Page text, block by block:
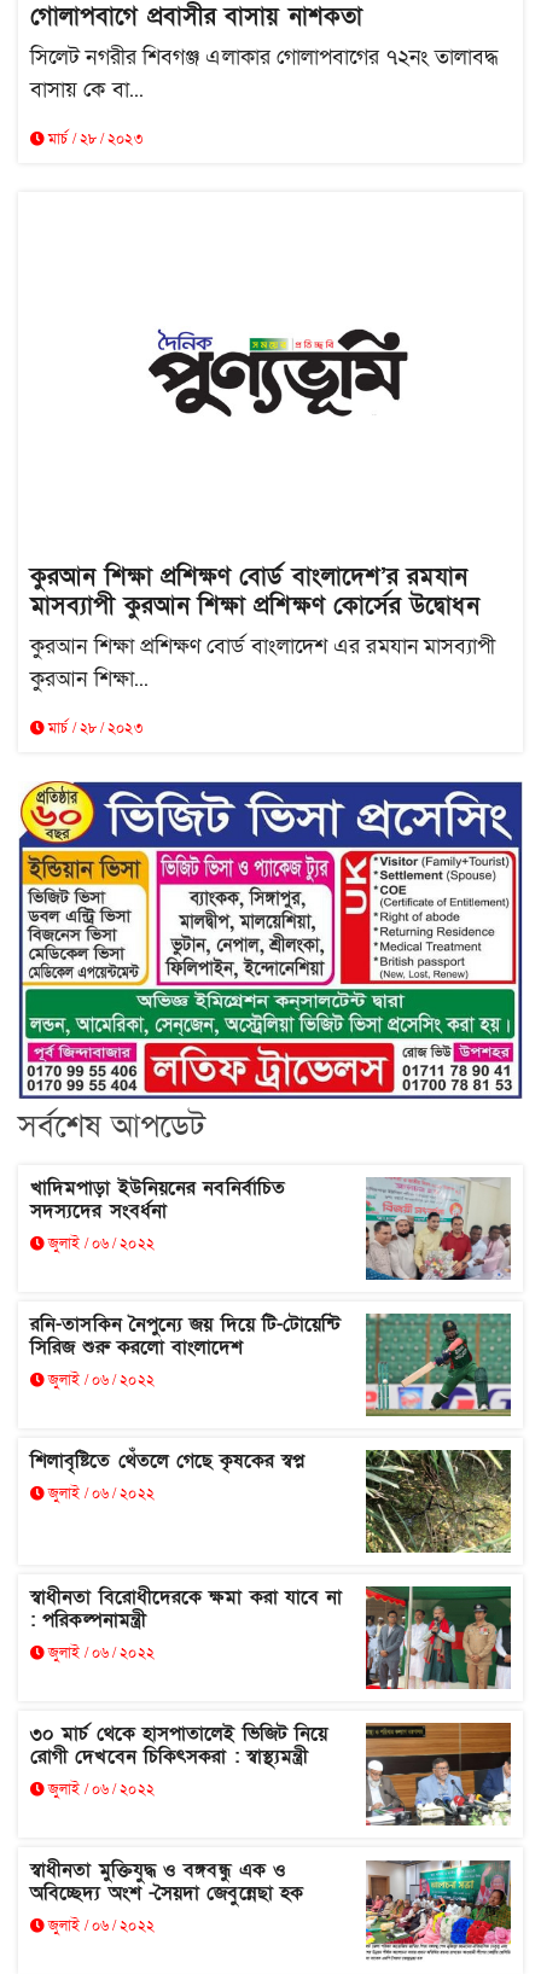
গোলাপবাগে প্রবাসীর বাসায় নাশকতা
সিলেট নগরীর শিবগঞ্জ এলাকার গোলাপবাগের ৭২নং তালাবদ্ধ
বাসায় কে বা...
মার্চ / ২৮ / ২০২৩
কুরআন শিক্ষা প্রশিক্ষণ বোর্ড বাংলাদেশ’র রমযান
মাসব্যাপী কুরআন শিক্ষা প্রশিক্ষণ কোর্সের উদ্বোধন
কুরআন শিক্ষা প্রশিক্ষণ বোর্ড বাংলাদেশ এর রমযান মাসব্যাপী
কুরআন শিক্ষা...
মার্চ / ২৮ / ২০২৩
সর্বশেষ আপডেট
খাদিমপাড়া ইউনিয়নের নবনির্বাচিত
সদস্যদের সংবর্ধনা
জুলাই / ০৬ / ২০২২
রনি-তাসকিন নৈপুন্যে জয় দিয়ে টি-টোয়েন্টি
সিরিজ শুরু করলো বাংলাদেশ
জুলাই / ০৬ / ২০২২
শিলাবৃষ্টিতে থেঁতলে গেছে কৃষকের স্বপ্ন
জুলাই / ০৬ / ২০২২
স্বাধীনতা বিরোধীদেরকে ক্ষমা করা যাবে না
: পরিকল্পনামন্ত্রী
জুলাই / ০৬ / ২০২২
৩০ মার্চ থেকে হাসপাতালেই ভিজিট নিয়ে
রোগী দেখবেন চিকিৎসকরা : স্বাস্থ্যমন্ত্রী
জুলাই / ০৬ / ২০২২
স্বাধীনতা মুক্তিযুদ্ধ ও বঙ্গবন্ধু এক ও
অবিচ্ছেদ্য অংশ -সৈয়দা জেবুন্নেছা হক
জুলাই / ০৬ / ২০২২